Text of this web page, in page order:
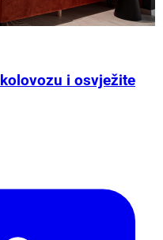
i osvježite